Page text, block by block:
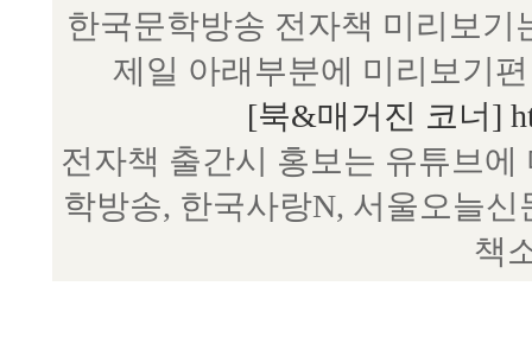
한국문학방송 전자책 미리보
제일 아래부분에 미리보기
[북&매거진 코너]
전자책 출간시 홍보는 유튜브
학방송, 한국사랑N, 서울오늘
책